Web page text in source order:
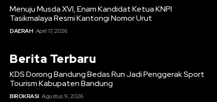
Menuju Musda XVI, Enam Kandidat Ketua KNPI
Tasikmalaya Resmi Kantongi Nomor Urut
DAERAH April 17, 2026
Berita Terbaru
KDS Dorong Bandung Bedas Run Jadi Penggerak Sport
Tourism Kabupaten Bandung
BIROKRASI Agustus 9, 2026